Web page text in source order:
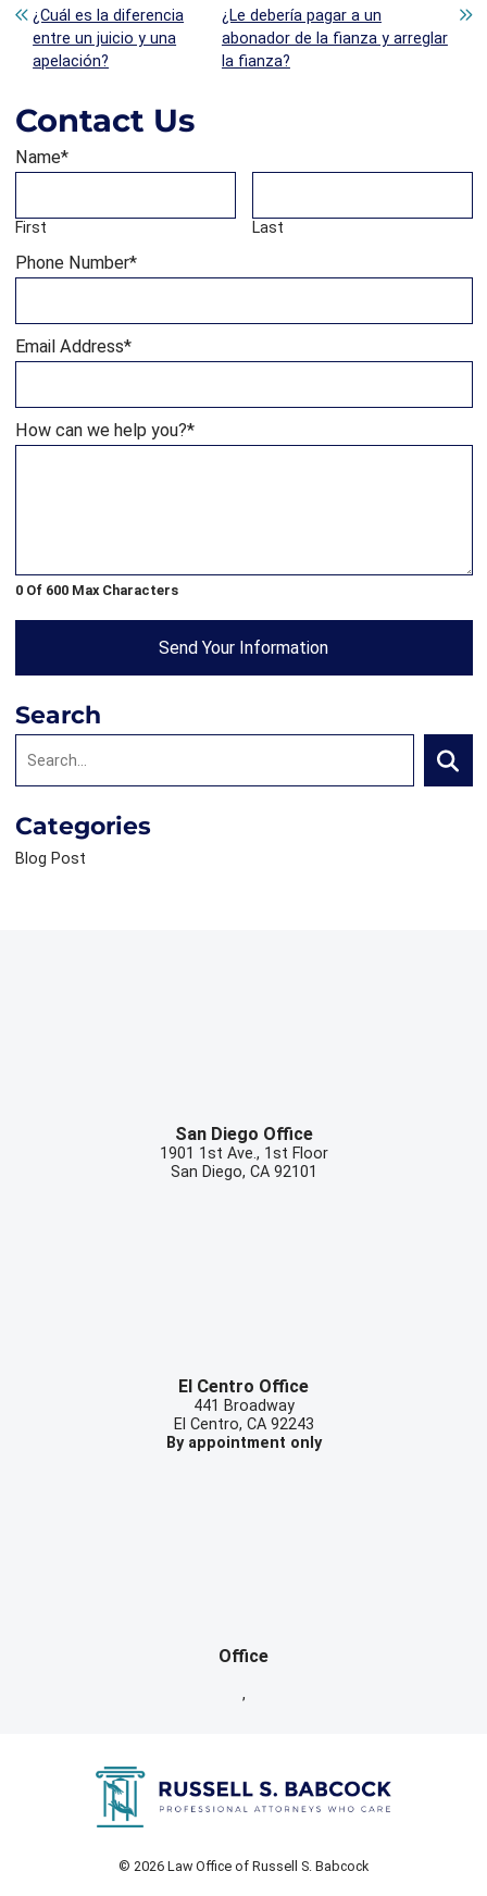
Post navigation
¿Cuál es la diferencia
entre un juicio y una
apelación?
¿Le debería pagar a un
abonador de la fianza y arreglar
la fianza?
Search
Categories
Blog Post
Contact Us
Name*
First Last
Phone Number*
Email Address*
How can we help you?*
0 Of 600 Max Characters
Send Your Information
San Diego Office
1901 1st Ave., 1st Floor
San Diego, CA 92101
El Centro Office
441 Broadway
El Centro, CA 92243
By appointment only
Office
,
© 2026 Law Office of Russell S. Babcock